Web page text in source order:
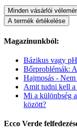
Minden vásárlói
A termék értékelése
Magazinunkból:
Bázikus vagy
Bőrproblémák:
Hajmosás -
Amit tudni kell a
Mi a különbség
között?
Ecco Verde